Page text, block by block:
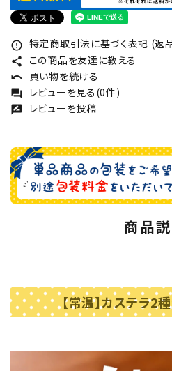
error_outline 特定商取引法に基づく表記 (返
share この商品を友達に教える
undo 買い物を続ける
forum レビューを見る(0件)
rate_review レビューを投稿
商品
【常温】カステラ